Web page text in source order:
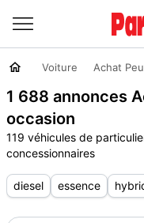
Voiture Achat
1 688 annonces
occasion
119 véhicules de
concessionnaires
diesel essence